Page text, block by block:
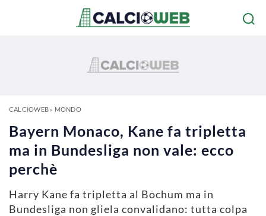
CALCIOWEB» MONDO
Bayern Monaco, Kane fa tripletta
ma in Bundesliga non vale: ecco
perchè
Harry Kane fa tripletta al Bochum ma in
Bundesliga non gliela convalidano: tutta colpa